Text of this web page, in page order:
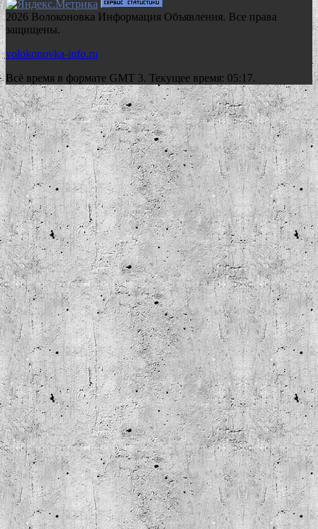
2026 Волоконовка Информация Объявления. Все права
защищены.
volokonovka-info.ru
Всё время в формате GMT 3. Текущее время: 05:17.